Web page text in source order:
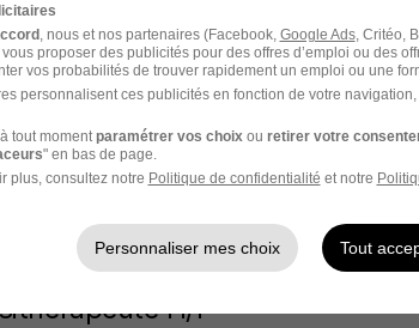
de Vie H/F
Super recruteur
- 56 Temps partiel
jours
H/F
, nous et nos partenaires (Facebook, Google Ads, Critéo,
proposer des publicités pour des offres d’emploi ou des
vos probabilités de trouver rapidement un emploi ou une
personnalisent ces publicités en fonction de votre
tout moment paramétrer vos choix ou retirer votre
" en bas de page.
plus, consultez notre Politique de confidentialité et notre
Personnaliser mes choix Tout